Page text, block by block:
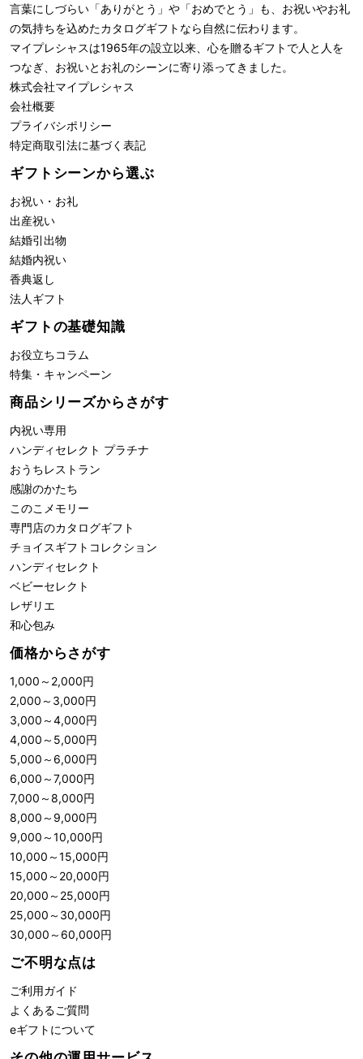
言葉にしづらい「ありがとう」や「おめでとう」も、お祝いやお礼
の気持ちを込めたカタログギフトなら自然に伝わります。
マイプレシャスは1965年の設立以来、心を贈るギフトで人と人を
つなぎ、お祝いとお礼のシーンに寄り添ってきました。
株式会社マイプレシャス
会社概要
プライバシポリシー
特定商取引法に基づく表記
ギフトシーンから選ぶ
お祝い・お礼
出産祝い
結婚引出物
結婚内祝い
香典返し
法人ギフト
ギフトの基礎知識
お役立ちコラム
特集・キャンペーン
商品シリーズからさがす
内祝い専用
ハンディセレクト プラチナ
おうちレストラン
感謝のかたち
このこメモリー
専門店のカタログギフト
チョイスギフトコレクション
ハンディセレクト
ベビーセレクト
レザリエ
和心包み
価格からさがす
1,000 ～ 2,000円
2,000 ～ 3,000円
3,000 ～4,000円
4,000 ～ 5,000円
5,000 ～ 6,000円
6,000 ～7,000円
7,000 ～8,000円
8,000 ～ 9,000円
9,000 ～10,000円
10,000 ～15,000円
15,000 ～ 20,000円
20,000 ～ 25,000円
25,000 ～ 30,000円
30,000 ～ 60,000円
ご不明な点は
ご利用ガイド
よくあるご質問
eギフトについて